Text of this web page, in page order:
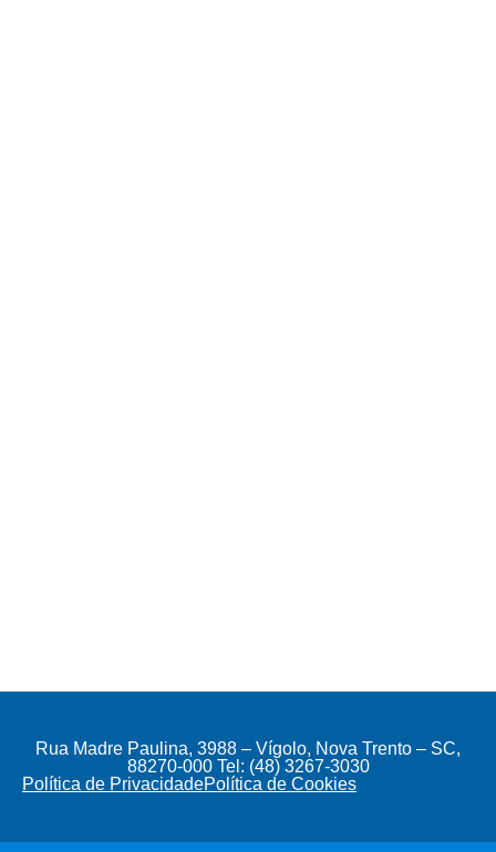
Rua Madre Paulina, 3988 – Vígolo, Nova Trento – SC,
88270-000 Tel: (48) 3267-3030
Política de PrivacidadePolítica de Cookies